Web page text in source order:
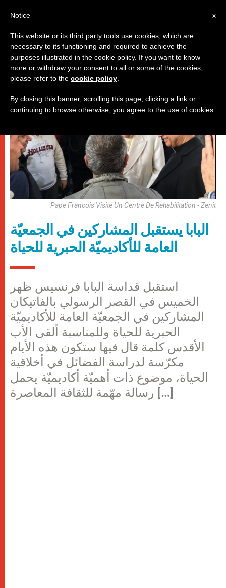
باباوات
Pape Francois Visite Un Centre De Rehabilitation - Zenit
البابا يستقبل المشاركين في الجمعيّة
العامة للأكاديميّة الحبرية للحياة
استقبل قداسة البابا فرنسيس ظهر
الخميس في القصر الرسولي بالفاتيكان
المشاركين في الجمعيّة العامة للأكاديميّة
الحبرية للحياة وللمناسبة ألقى الأب
الأقدس كلمة قال فيها ستكون هذه الأيام
مكرّسة لدراسة الفضائل في أخلاقية
الحياة، موضوع ذات أهميّة أكاديميّة يحمل
رسالة مهّمة للثقافة المعاصرة […]
x
Notice
This website or its third party tools use cookies, which are
necessary to its functioning and required to achieve the
purposes illustrated in the cookie policy. If you want to know
more or withdraw your consent to all or some of the cookies,
please refer to the cookie policy
By closing this banner, scrolling this page, clicking a link or
continuing to browse otherwise, you agree to the use of cookies.